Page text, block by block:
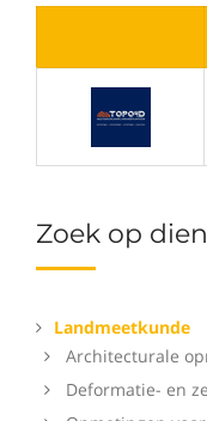
Zoek op
Landmeetkunde
Architecturale
Deformatie- en